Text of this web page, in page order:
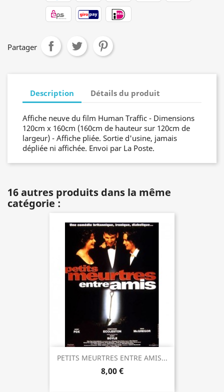
Partager
Description Détails du produit
Affiche neuve du film Human Traffic - Dimensions
120cm x 160cm (160cm de hauteur sur 120cm de
largeur) - Affiche pliée. Sortie d'usine, jamais
dépliée ni affichée. Envoi par La Poste.
16 autres produits dans la même
catégorie :
PETITS MEURTRES ENTRE AMIS...
8,00 €